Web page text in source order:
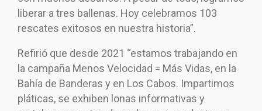
liberar a tres ballenas. Hoy celebramos 103
rescates exitosos en nuestra historia”.
Refirió que desde 2021 “estamos trabajando en
la campaña Menos Velocidad = Más Vidas, en la
Bahía de Banderas y en Los Cabos. Impartimos
pláticas, se exhiben lonas informativas y